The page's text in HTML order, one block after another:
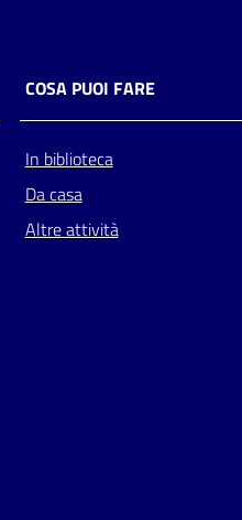
COSA PUOI FARE
In biblioteca
Da casa
Altre attività